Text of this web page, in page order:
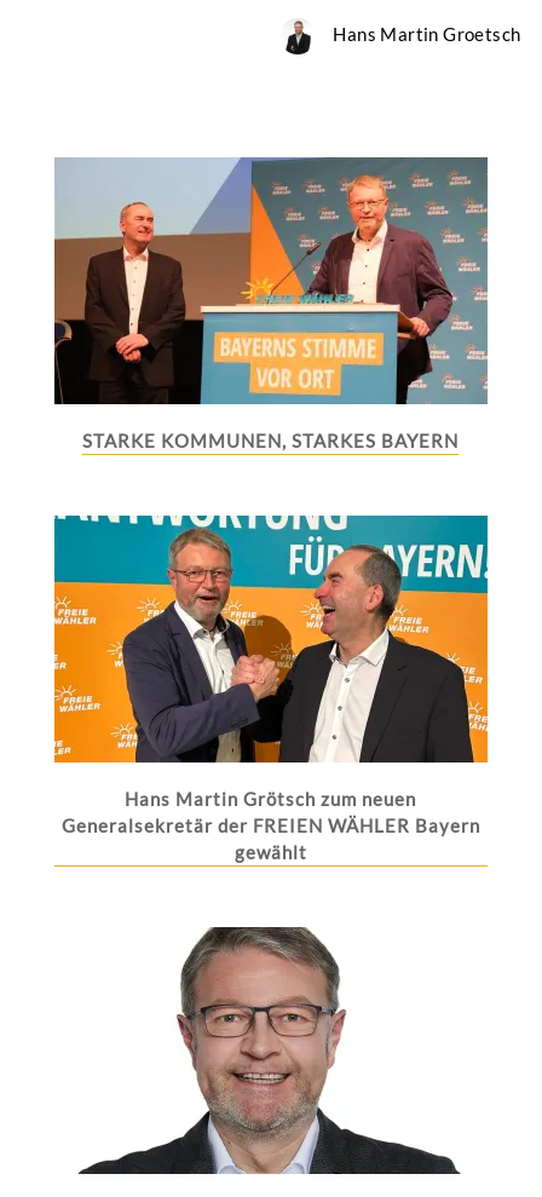
Hans Martin Groetsch
STARKE KOMMUNEN, STARKES BAYERN
Hans Martin Grötsch zum neuen
Generalsekretär der FREIEN WÄHLER Bayern
gewählt